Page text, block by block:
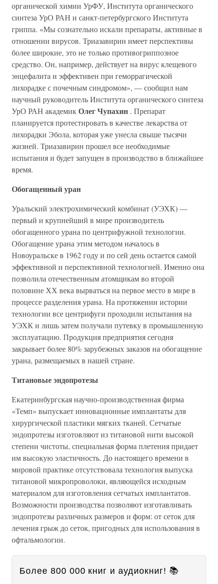
органической химии УрФУ, Института органического
синтеза УрО РАН и санкт-петербургского Института
гриппа. «Мы сознательно искали препараты, активные в
отношении вирусов. Триазавирин имеет перспективы
более широкие, это не только противогриппозное
средство. Он, например, действует на вирус клещевого
энцефалита и эффективен при геморрагической
лихорадке с почечным синдромом», — сообщил нам
научный руководитель Института органического синтеза
УрО РАН академикОлег Чупахин . Препарат
планируется протестировать в качестве лекарства от
лихорадки Эбола, которая уже унесла свыше тысячи
жизней. Триазавирин прошел все необходимые
испытания и будет запущен в производство в ближайшее
время.
Обогащенный уран
Уральский электрохимический комбинат (УЭХК) —
первый и крупнейший в мире производитель
обогащенного урана по центрифужной технологии.
Обогащение урана этим методом началось в
Новоуральске в 1962 году и по сей день остается самой
эффективной и перспективной технологией. Именно она
позволила отечественным атомщикам во второй
половине ХХ века вырваться на первое место в мире в
процессе разделения урана. На протяжении истории
технологии все центрифуги проходили испытания на
УЭХК и лишь затем получали путевку в промышленную
эксплуатацию. Продукция предприятия сегодня
закрывает более 80% зарубежных заказов на обогащение
урана, размещаемых в нашей стране.
Титановые эндопротезы
Екатеринбургская научно-производственная фирма
«Темп» выпускает инновационные имплантаты для
хирургической пластики мягких тканей. Сетчатые
эндопротезы изготовляют из титановой нити высокой
степени чистоты, специальная форма плетения придает
им высокую эластичность. До настоящего времени в
мировой практике отсутствовала технология выпуска
титановой микропроволоки, являющейся исходным
материалом для изготовления сетчатых имплантатов.
Возможности производства позволяют изготавливать
эндопротезы различных размеров и форм: от сеток для
лечения грыж до сеток, пригодных для использования в
офтальмологии.
Более 800 000 книг и аудиокниг! 📚